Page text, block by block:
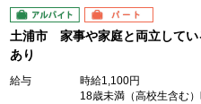
アルバイト パート
土浦市 家事や家庭と両立してい
あり
給与
時給1,100円
18歳未満（高校生含む